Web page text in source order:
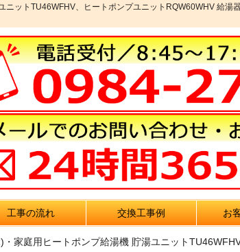
ットTU46WFHV、ヒートポンプユニットRQW60WHV 給湯
工事の流れ 交換工事例 お
家庭用ヒートポンプ給湯機 貯湯ユニット